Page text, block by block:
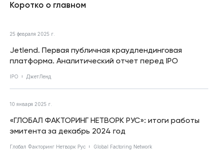
Коротко о главном
25 февраля 2025 г.
Jetlend. Первая публичная краудлендинговая
платформа. Аналитический отчет перед IPO
IPO ДжетЛенд
10 января 2025 г.
«ГЛОБАЛ ФАКТОРИНГ НЕТВОРК РУС»: итоги работы
эмитента за декабрь 2024 год
Глобал Факторинг Нетворк Рус Global Factoring Network